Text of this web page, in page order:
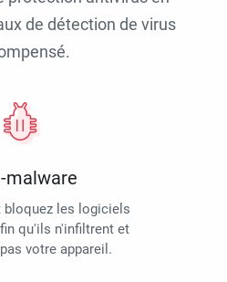
de détection de virus
malware
bloquez les logiciels
qu'ils n'infiltrent et
votre appareil.